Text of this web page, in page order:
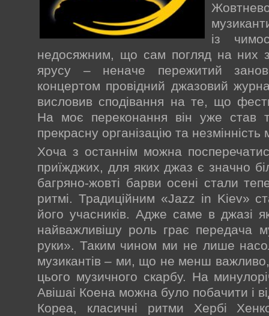
із
недосяжним, що сам погляд на них
ярусу – неначе пережитий
концертом провідний джазовий
висловив сподівання на те, що
На моє переконання він уже став
прекрасну організацію та незмінність
Хоча з останнім можна
приїжджих, для яких джаз є значно
багряно-жовті барви осені стали
ритмі. Традиційним «Jazz in Kiev»
його учасників. Адже саме в джазі
найважливішу роль грає передача
руки». Таким чином ми не лише
музикантів – ми, що не менш важливо,
цього музичного скарбу. На
Авішаі Коена можна було побачити і
Кореа, класичні ритми Хербі